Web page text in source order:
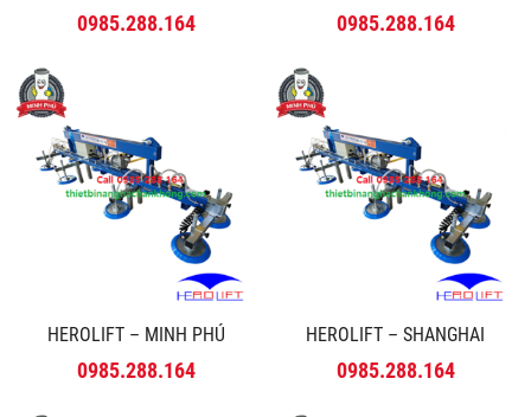
0985.288.164 0985.288.164
HEROLIFT – MINH PHÚ
0985.288.164
HEROLIFT – SHANGHAI
0985.288.164